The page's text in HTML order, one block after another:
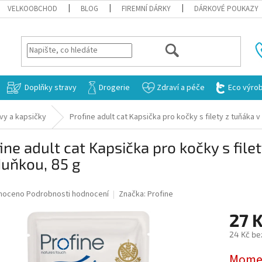
VELKOOBCHOD BLOG FIREMNÍ DÁRKY DÁRKOVÉ POUKAZY
HLEDAT
Doplňky stravy Drogerie Zdraví a péče Eco
a kapsičky Profine adult cat Kapsička pro kočky s filety z tuňáka
adult cat Kapsička pro kočky s
85 g
Podrobnosti hodnocení Značka: Profine
27
24 Kč